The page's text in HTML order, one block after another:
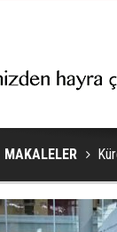
MAKALELER